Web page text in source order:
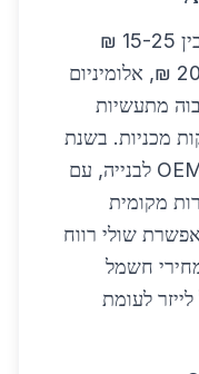
בכרמיאל, מחיר חיתוך לייזר נע בין 15-25 ₪
למטר, תלוי בעובי וחומר: פלדה 20 ₪, אלומיניום
ביקוש גבוה מתעשיות
מכניות. בשנת
2026, 60% מהפרויקטים הם OEM לבנייה, עם
תחרות מקומית
מאפשרת שולי רווח
מחירי חשמל
לייזר לעומת